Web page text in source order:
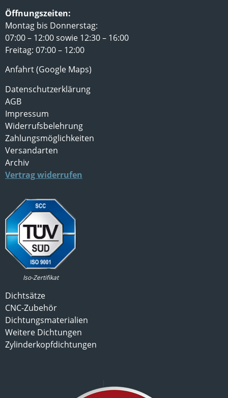
Öffnungszeiten:
Montag bis Donnerstag:
07:00 – 12:00 sowie 12:30 – 16:00
Freitag: 07:00 – 12:00
Anfahrt (Google Maps)
Datenschutzerklärung
AGB
Impressum
Widerrufsbelehrung
Zahlungsmöglichkeiten
Versandarten
Archiv
Vertrag widerrufen
Iso-Zertifikat
Dichtsätze
CNC-Zubehör
Dichtungsmaterialien
Weitere Dichtungen
Zylinderkopfdichtungen